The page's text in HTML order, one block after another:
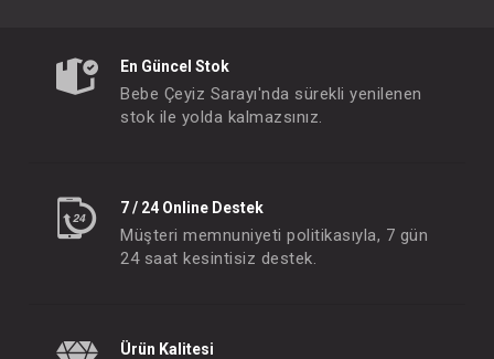
En Güncel Stok
Bebe Çeyiz Sarayı'nda sürekli yenilenen
stok ile yolda kalmazsınız.
7 / 24 Online Destek
Müşteri memnuniyeti politikasıyla, 7 gün
24 saat kesintisiz destek.
Ürün Kalitesi